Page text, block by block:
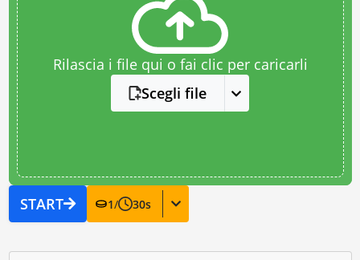
Rilascia i file qui o fai clic per caricarli
Scegli file
START 1/ 30s